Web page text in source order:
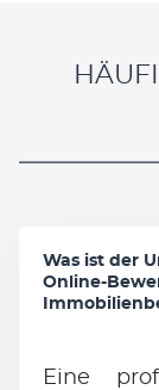
Was ist der
Online-
Ei­ne